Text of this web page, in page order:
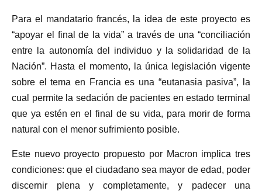
Para el mandatario francés, la idea de este proyecto es
“apoyar el final de la vida” a través de una “conciliación
entre la autonomía del individuo y la solidaridad de la
Nación”. Hasta el momento, la única legislación vigente
sobre el tema en Francia es una “eutanasia pasiva”, la
cual permite la sedación de pacientes en estado terminal
que ya estén en el final de su vida, para morir de forma
natural con el menor sufrimiento posible.
Este nuevo proyecto propuesto por Macron implica tres
condiciones: que el ciudadano sea mayor de edad, poder
discernir plena y completamente, y padecer una